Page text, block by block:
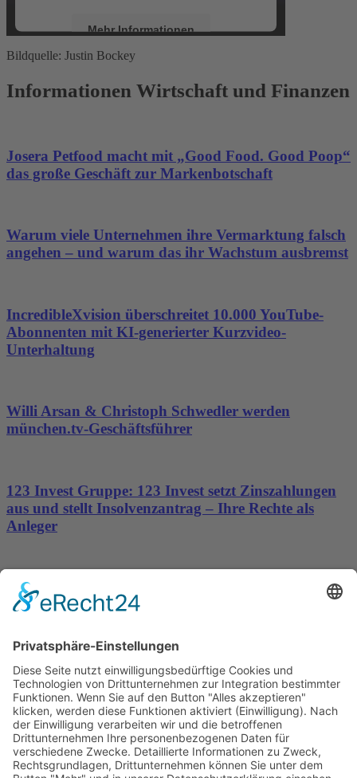
Mehr Informationen
powered byUsercentrics Consent
Bildquelle: Justin Bockey
Informationen Wirtschaft und Finanzen
Josera Petfood macht mit „Good Food. Good Poop“
das große Geschäft zur Markenbotschaft
Warum viele Unternehmen ihre Vermarktung falsch
angehen – und warum das ihr Wachstum ausbremst
IncredibleXvision überschreitet 10.000 YouTube-
Abonnenten mit KI-generierter Kurzvideo-
Unterhaltung
Willi Arsan & Christoph Schwedler werden
münchen.tv-Geschäftsführer
123 Invest Gruppe: 123 Invest setzt Zinszahlungen
aus und stellt Insolvenzantrag – Ihre Rechte als
Anleger
Dronus sichert sich 15 Millionen Dollar und treibt
den Aufbau autonomer Luftinfrastruktur voran
Wichtiges
Impressum
Datenschutz
Kooperation
Werbung
Presse- und Öffentlichkeitsarbeit